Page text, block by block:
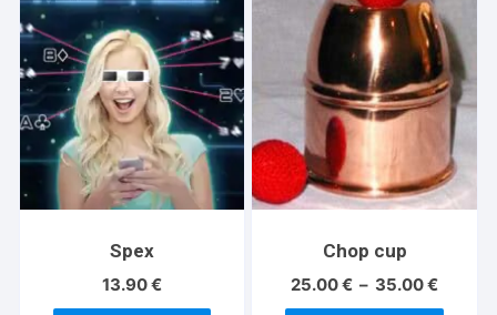
Spex
13.90€
Chop cup
25.00€ – 35.00€Plage
de